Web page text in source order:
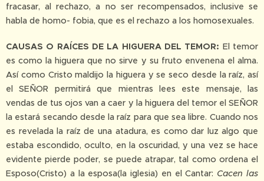
fracasar, al rechazo, a no ser recompensados, inclusive se
habla de homo- fobia, que es el rechazo a los homosexuales.
CAUSAS O RAÍCES DE LA HIGUERA DEL TEMOR: El temor
es como la higuera que no sirve y su fruto envenena el alma.
Así como Cristo maldijo la higuera y se seco desde la raíz, así
el SEÑOR permitirá que mientras lees este mensaje, las
vendas de tus ojos van a caer y la higuera del temor el SEÑOR
la estará secando desde la raíz para que sea libre. Cuando nos
es revelada la raíz de una atadura, es como dar luz algo que
estaba escondido, oculto, en la oscuridad, y una vez se hace
evidente pierde poder, se puede atrapar, tal como ordena el
Esposo(Cristo) a la esposa(la iglesia) en el Cantar: Cacen las